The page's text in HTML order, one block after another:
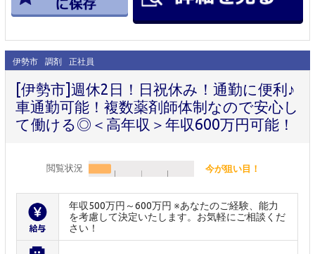
伊勢市 調剤 正社員
[伊勢市]週休2日！日祝休み！通勤に便利♪
車通勤可能！複数薬剤師体制なので安心し
て働ける◎＜高年収＞年収600万円可能！
閲覧状況 今が狙い目！
年収500万円～600万円 ※あなたのご経験、能力
を考慮して決定いたします。お気軽にご相談くだ
さい！